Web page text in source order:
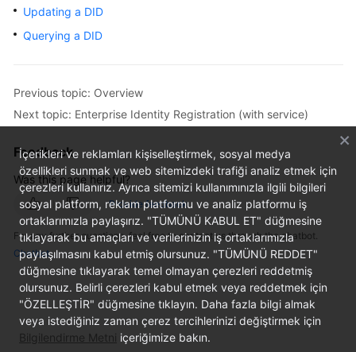
Started
User
Best
Practices
Developer
Guide
API
Reference
SDK
Reference
FAQs
Updating a DID
Querying a DID
Previous topic: Overview
Next topic: Enterprise Identity Registration (with service)
Feedback
Was this page helpful?
Provide feedback
For any further questions, feel free to contact us through the chatbot.
Chatbot
İçerikleri ve reklamları kişiselleştirmek, sosyal medya
özellikleri sunmak ve web sitemizdeki trafiği analiz etmek için
çerezleri kullanırız. Ayrıca sitemizi kullanımınızla ilgili bilgileri
sosyal platform, reklam platformu ve analiz platformu iş
ortaklarımızla paylaşırız. "TÜMÜNÜ KABUL ET" düğmesine
tıklayarak bu amaçları ve verilerinizin iş ortaklarımızla
paylaşılmasını kabul etmiş olursunuz. "TÜMÜNÜ REDDET"
düğmesine tıklayarak temel olmayan çerezleri reddetmiş
olursunuz. Belirli çerezleri kabul etmek veya reddetmek için
"ÖZELLEŞTİR" düğmesine tıklayın. Daha fazla bilgi almak
veya istediğiniz zaman çerez tercihlerinizi değiştirmek için
Bilgilendirme Metni içeriğimize bakın.